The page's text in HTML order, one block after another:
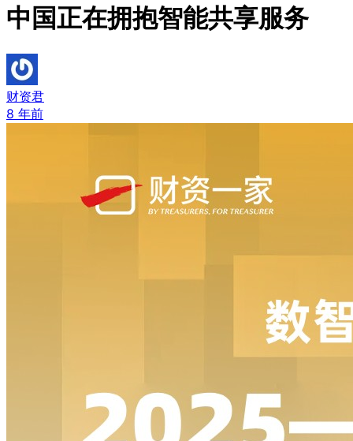
中国正在拥抱智能共享服务
财资君
8 年前